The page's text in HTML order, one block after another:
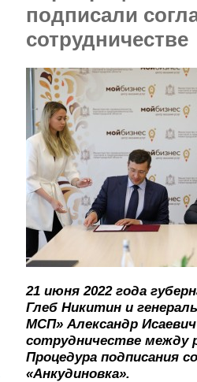
подписали
сотрудничестве
21 июня 2022 года
Глеб Никитин и
МСП» Александр
сотрудничестве между
Процедура подписания
«Анкудиновка».